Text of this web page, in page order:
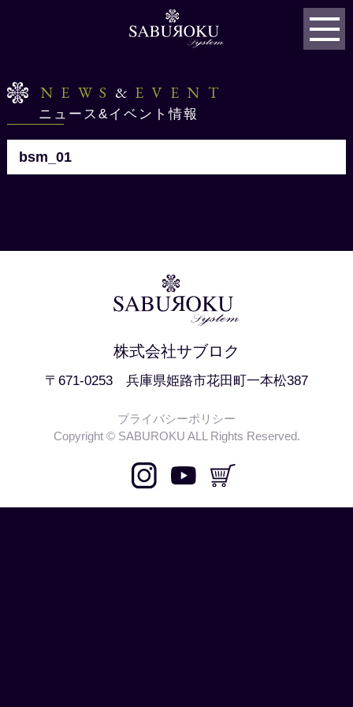
NEWS & EVENT
ニュース&イベント情報
bsm_01
株式会社サブロク
〒671-0253 兵庫県姫路市花田町一本松387
プライバシーポリシー
Copyright © SABUROKU ALL Rights Reserved.